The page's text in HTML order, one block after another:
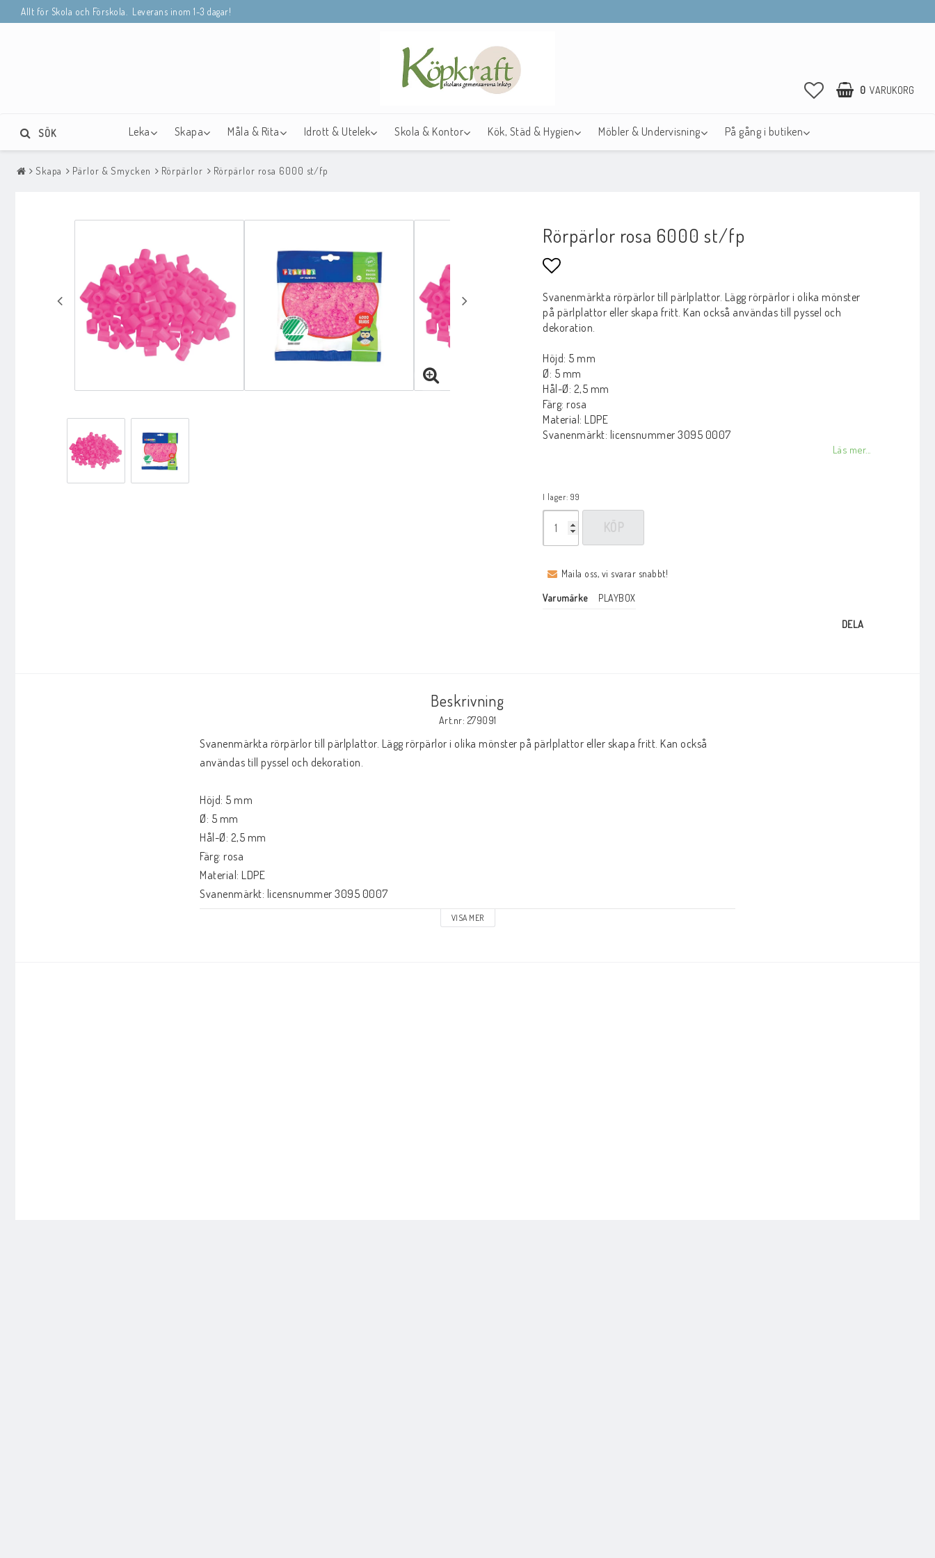
Allt för Skola och Förskola. Leverans inom 1-3 dagar!
0 VARUKORG
DIN VARUKORG ÄR TOM
Leka Skapa Måla & Rita Idrott & Utelek Skola & Kontor Kök, Städ & Hygien Möbler & Undervisning På gång i butiken
SÖK
Skapa Pärlor & Smycken Rörpärlor Rörpärlor rosa 6000 st/fp
Rörpärlor rosa 6000 st/fp
Lägg till i favoritlistan
Svanenmärkta rörpärlor till pärlplattor. Lägg rörpärlor i olika mönster
på pärlplattor eller skapa fritt. Kan också användas till pyssel och
dekoration.
Höjd: 5 mm
Ø: 5 mm
Hål-Ø: 2,5 mm
Färg: rosa
Material: LDPE
Svanenmärkt: licensnummer 3095 0007
Läs mer...
I lager: 99
KÖP
Maila oss, vi svarar snabbt!
Varumärke PLAYBOX
DELA
Beskrivning
Art.nr: 279091
Svanenmärkta rörpärlor till pärlplattor. Lägg rörpärlor i olika mönster på pärlplattor eller skapa fritt. Kan också
användas till pyssel och dekoration.
Höjd: 5 mm
Ø: 5 mm
Hål-Ø: 2,5 mm
Färg: rosa
Material: LDPE
Svanenmärkt: licensnummer 3095 0007
VISA MER